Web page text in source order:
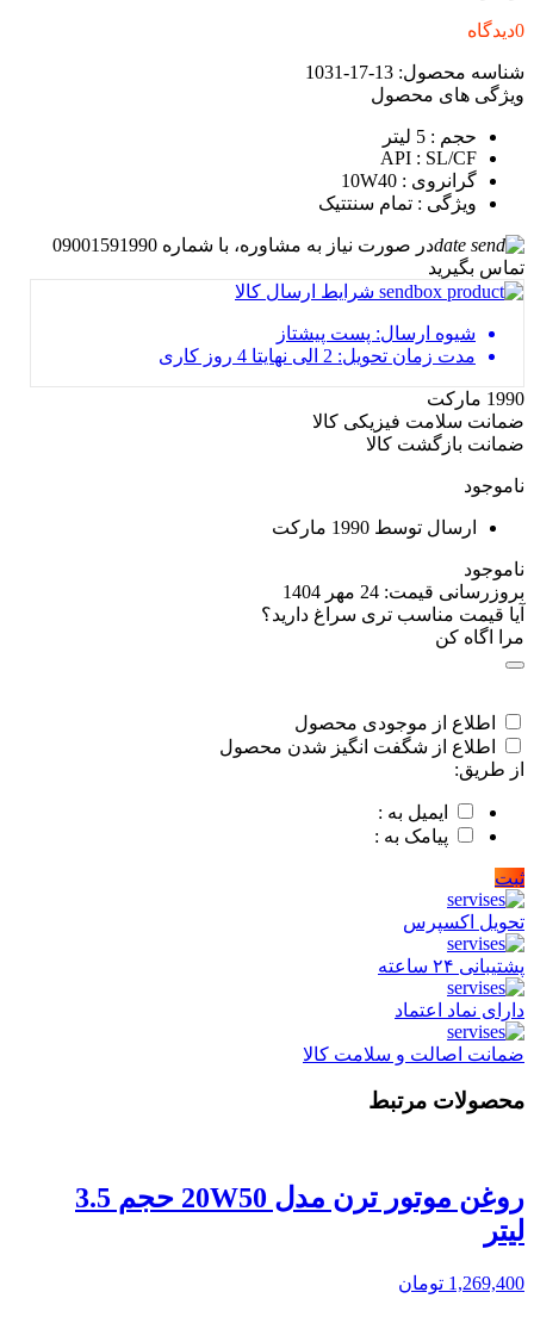
0دیدگاه
شناسه محصول: 13-17-1031
ویژگی های محصول
حجم : 5 لیتر
API : SL/CF
گرانروی : 10W40
ویژگی : تمام سنتتیک
در صورت نیاز به مشاوره، با شماره 09001591990
تماس بگیرید
شرایط ارسال کالا
شیوه ارسال: پست پیشتاز
مدت زمان تحویل: 2 الی نهایتا 4 روز کاری
1990 مارکت
ضمانت سلامت فیزیکی کالا
ضمانت بازگشت کالا
ناموجود
ارسال توسط 1990 مارکت
ناموجود
بروزرسانی قیمت: 24 مهر 1404
آیا قیمت مناسب تری سراغ دارید؟
مرا اگاه کن
اطلاع از موجودی محصول
اطلاع از شگفت انگیز شدن محصول
از طریق:
ایمیل به :
پیامک به :
ثبت
تحویل اکسپرس
پشتیبانی ۲۴ ساعته
دارای نماد اعتماد
ضمانت اصالت و سلامت کالا
محصولات مرتبط
روغن موتور ترن مدل 20W50 حجم 3.5
لیتر
1,269,400 تومان